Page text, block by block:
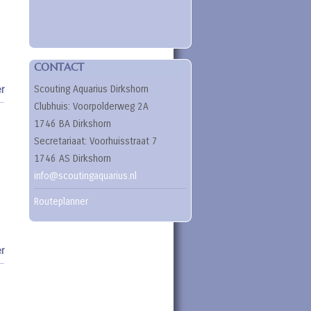
CONTACT
Scouting Aquarius Dirkshorn
Clubhuis: Voorpolderweg 2A
1746 BA Dirkshorn
Secretariaat: Voorhuisstraat 7
1746 AS Dirkshorn
info@scoutingaquarius.nl
Routeplanner